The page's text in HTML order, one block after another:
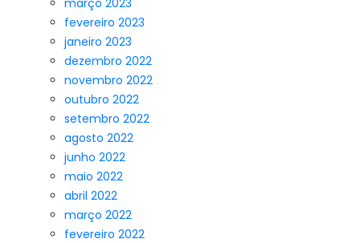
março 2023
fevereiro 2023
janeiro 2023
dezembro 2022
novembro 2022
outubro 2022
setembro 2022
agosto 2022
junho 2022
maio 2022
abril 2022
março 2022
fevereiro 2022